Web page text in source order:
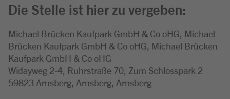
Die Stelle ist hier zu vergeben:
Michael Brücken Kaufpark GmbH & Co oHG, Michael
Brücken Kaufpark GmbH & Co oHG, Michael Brücken
Kaufpark GmbH & Co oHG
Widayweg 2-4, Ruhrstraße 70, Zum Schlosspark 2
59823 Arnsberg, Arnsberg, Arnsberg